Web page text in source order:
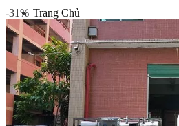
Trang Chủ
Giới thiệu
Sản phẩm
Lọc nước đầu nguồn
Lọc tổng chung cư
Lọc tổng biệt thự
Lọc nước giếng khoan
Lọc tổng sinh hoạt
Đèn UV diệt khuẩn
-31%